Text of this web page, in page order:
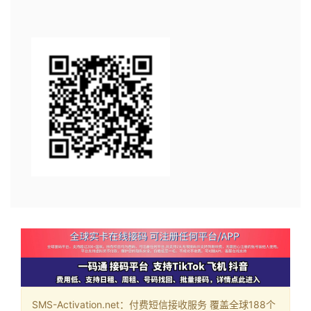
SMS-Activation.net：付费短信接收服务 覆盖全球188个